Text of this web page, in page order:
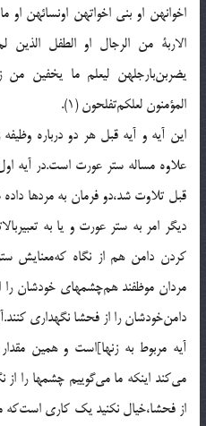
اخوانهن او بنی اخواتهن اونسائهن او
الاربة من الرجال او الطفل الذین
یضربن‌بارجلهن لیعلم ما یخفین من
المؤمنون لعلکم‌تفلحون (1).
این آیه و آیه قبل هر دو درباره
علاوه مساله ستر عورت است.در آیه
قبل تلاوت شد،دو فرمان به مردها
دیگر امر به ستر عورت و یا به
کردن دامن هم از نگاه
مردان موظفند هم‌چشمهای خودشان
دامن‌خودشان را از فحشا نگهداری
آیه مربوط به زنها]است و همین
می‌کند اینکه ما می‌گوییم چشمها را از
از فحشا،خیال نکنید یک کاری است‌که